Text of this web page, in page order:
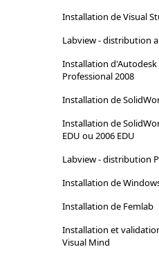
Installation de Visual
Labview - distribution
Installation
Professional 2008
Installation de
Installation de
EDU ou 2006 EDU
Labview - distribution
Installation de
Installation de Femlab
Installation et
Visual Mind